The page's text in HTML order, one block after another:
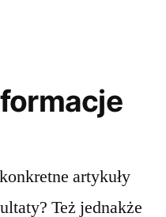
artykuły
Też jednakże